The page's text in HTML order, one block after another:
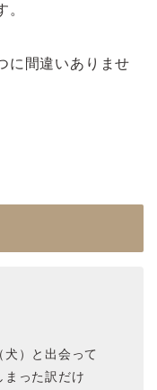
。
に間違いありませ
）と出会って
まった訳だけ